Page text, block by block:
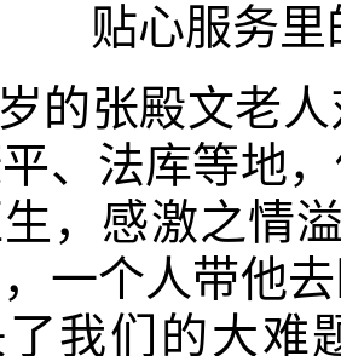
贴心服务
的张殿文老
、法库等地
，感激之情
一个人带他
我们的大难